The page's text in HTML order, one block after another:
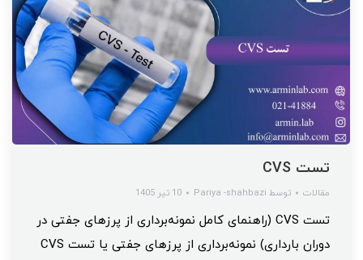
تست CVS
مقالات توسط Pariya -shahbazi 10 تیر 1405
تست CVS (راهنمای کامل نمونه‌برداری از پرزهای جفتی در